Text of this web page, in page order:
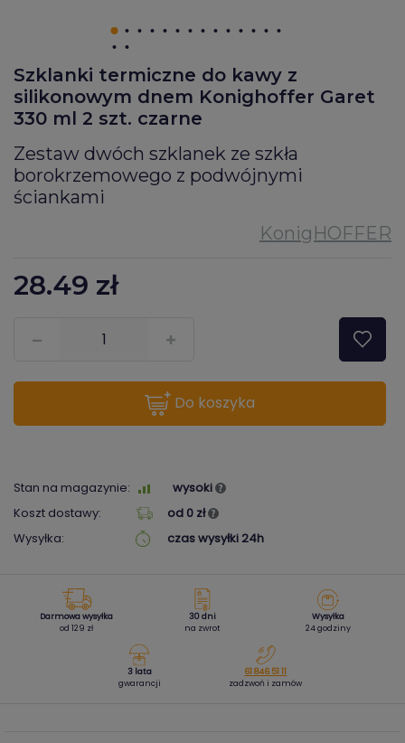
Szklanki termiczne do kawy z
silikonowym dnem Konighoffer Garet
330 ml 2 szt. czarne
Zestaw dwóch szklanek ze szkła
borokrzemowego z podwójnymi
ściankami
28.49 zł
do koszyka
Stan na magazynie:
wysoki
Koszt dostawy:
od 0 zł
Wysyłka:
czas wysyłki 24h
Darmowa wysyłka
od 129 zł
30 dni
na zwrot
Wysyłka
24 godziny
3 lata
gwarancji
61 846 51 11
zadzwoń i zamów